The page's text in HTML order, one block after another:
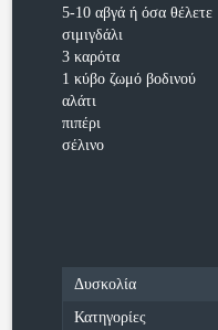
5-10 αβγά ή όσα θέλετε
σιμιγδάλι
3 καρότα
1 κύβο ζωμό βοδινού
αλάτι
πιπέρι
σέλινο
Δυσκολία
Κατηγορίες